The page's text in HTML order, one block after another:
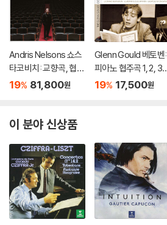
Andris Nelsons 쇼스
타코비치: 교향곡, 협주
곡 (Shostakovich: S
of Mtsensk District)
19% 81,800원
Glenn Gould 베토벤:
피아노 협주곡 1, 2, 3,
4, 5번 `황제` - 글렌 굴
19% 17,500원
이 분야 신상품